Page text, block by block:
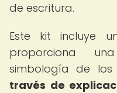
de escritura.
Este kit incluye
proporciona
simbología de
través de